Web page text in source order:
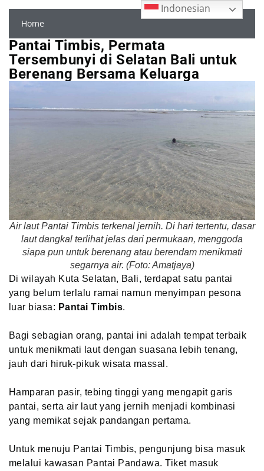
Home
Pantai Timbis, Permata
Tersembunyi di Selatan Bali untuk
Berenang Bersama Keluarga
Air laut Pantai Timbis terkenal jernih. Di hari tertentu, dasar
laut dangkal terlihat jelas dari permukaan, menggoda
siapa pun untuk berenang atau berendam menikmati
segarnya air. (Foto: Amatjaya)
Di wilayah Kuta Selatan, Bali, terdapat satu pantai
yang belum terlalu ramai namun menyimpan pesona
luar biasa: Pantai Timbis.
Bagi sebagian orang, pantai ini adalah tempat terbaik
untuk menikmati laut dengan suasana lebih tenang,
jauh dari hiruk-pikuk wisata massal.
Hamparan pasir, tebing tinggi yang mengapit garis
pantai, serta air laut yang jernih menjadi kombinasi
yang memikat sejak pandangan pertama.
Untuk menuju Pantai Timbis, pengunjung bisa masuk
melalui kawasan Pantai Pandawa. Tiket masuk
Indonesian